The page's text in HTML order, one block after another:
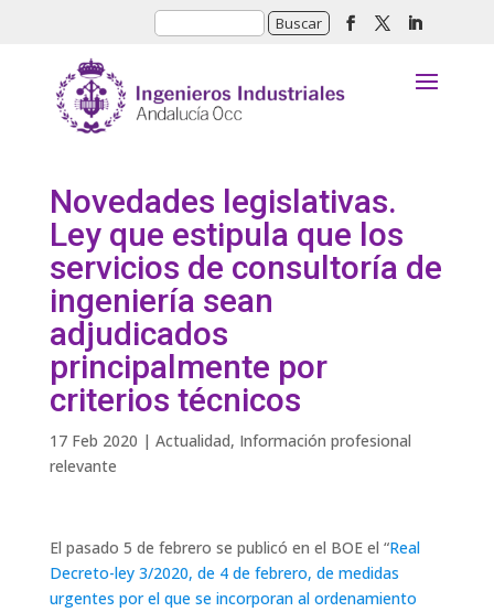
Novedades legislativas.
Ley que estipula que los
servicios de consultoría de
ingeniería sean
adjudicados
principalmente por
criterios técnicos
17 Feb 2020 | Actualidad, Información profesional
relevante
El pasado 5 de febrero se publicó en el BOE el “Real
Decreto-ley 3/2020, de 4 de febrero, de medidas
urgentes por el que se incorporan al ordenamiento